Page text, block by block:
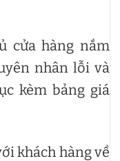
cửa hàng nắm
nhân lỗi và
kèm bảng giá
khách hàng về